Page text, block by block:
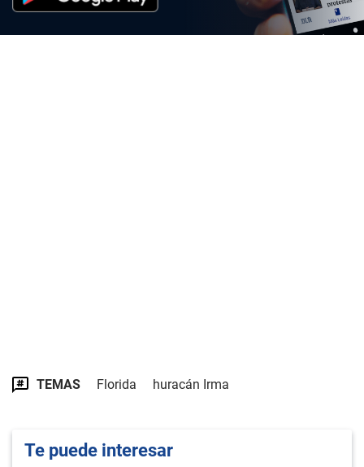
TEMAS Florida huracán Irma
Te puede interesar